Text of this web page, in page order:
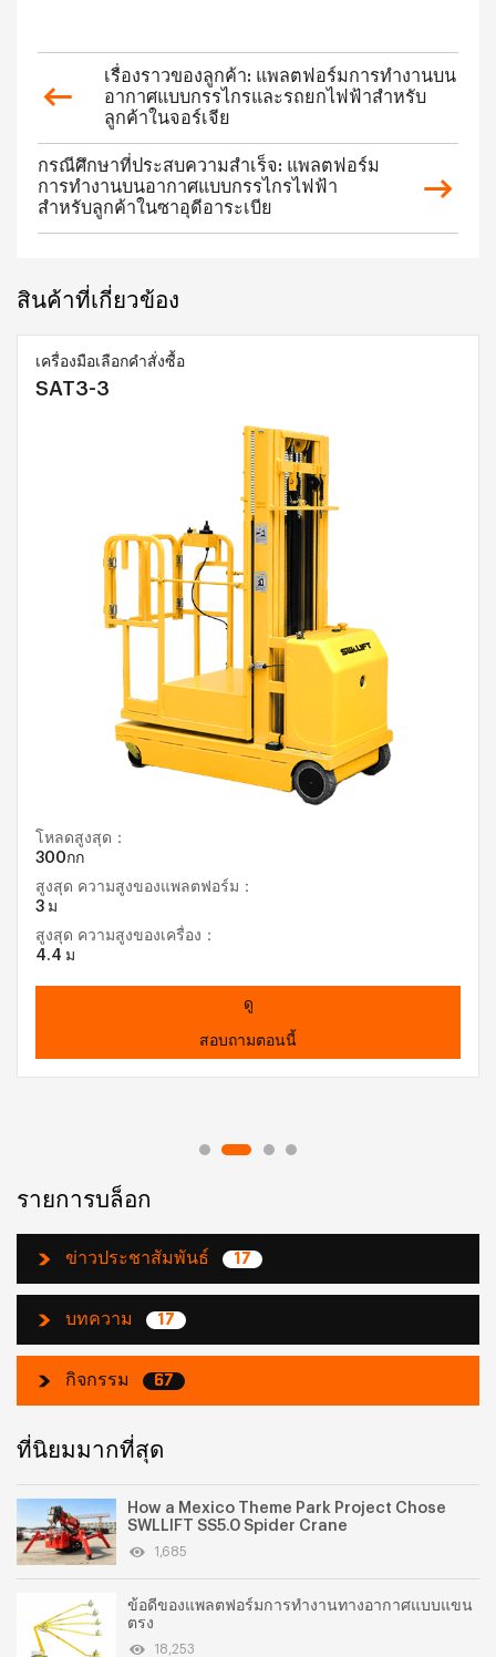
เรื่องราวของลูกค้า: แพลตฟอร์มการทำงานบน
อากาศแบบกรรไกรและรถยกไฟฟ้าสำหรับ
ลูกค้าในจอร์เจีย
กรณีศึกษาที่ประสบความสำเร็จ: แพลตฟอร์ม
การทำงานบนอากาศแบบกรรไกรไฟฟ้า
สำหรับลูกค้าในซาอุดีอาระเบีย
สินค้าที่เกี่ยวข้อง
เครื่องมือเลือกคำสั่งซื้อ
SAT3-3
โหลดสูงสุด：
300กก
สูงสุด ความสูงของแพลตฟอร์ม：
3 ม
สูงสุด ความสูงของเครื่อง：
4.4 ม
ดู
สอบถามตอนนี้
รายการบล็อก
ข่าวประชาสัมพันธ์ 17
บทความ 17
กิจกรรม 67
ที่นิยมมากที่สุด
How a Mexico Theme Park Project Chose
SWLLIFT SS5.0 Spider Crane
1,685
ข้อดีของแพลตฟอร์มการทำงานทางอากาศแบบแขน
ตรง
18,253